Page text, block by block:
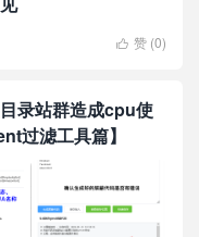
 赞 (0)
录站群造成cpu使
过滤工具篇】